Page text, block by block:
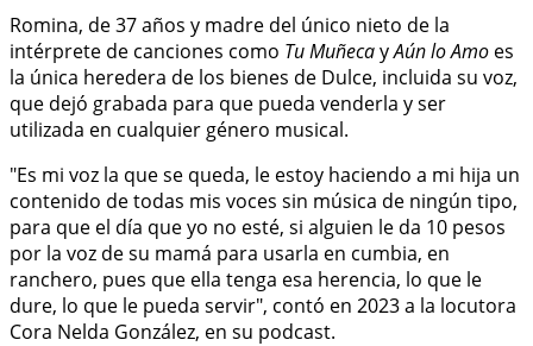
Romina, de 37 años y madre del único nieto de la
intérprete de canciones como Tu MuñecayAún lo Amo es
la única heredera de los bienes de Dulce, incluida su voz,
que dejó grabada para que pueda venderla y ser
utilizada en cualquier género musical.
"Es mi voz la que se queda, le estoy haciendo a mi hija un
contenido de todas mis voces sin música de ningún tipo,
para que el día que yo no esté, si alguien le da 10 pesos
por la voz de su mamá para usarla en cumbia, en
ranchero, pues que ella tenga esa herencia, lo que le
dure, lo que le pueda servir", contó en 2023 a la locutora
Cora Nelda González, en su podcast.